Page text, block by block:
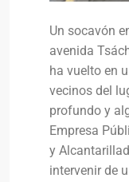
Un socavón
avenida
ha vuelto en
vecinos del
profundo y
Empresa
y
intervenir de